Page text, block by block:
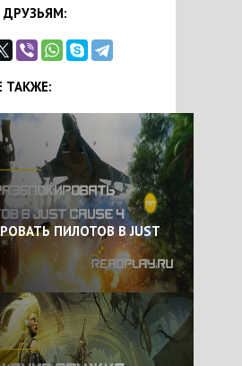
ДРУЗЬЯМ:
ТАКЖЕ:
ПИЛОТОВ В JUST